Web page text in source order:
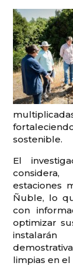
sostenible.
El
estaciones
Ñuble, lo
con
optimizar
limpias en